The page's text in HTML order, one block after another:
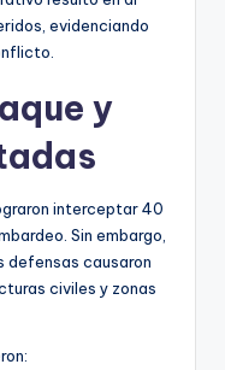
evidenciando
y
interceptar 40
Sin embargo,
defensas causaron
civiles y zonas